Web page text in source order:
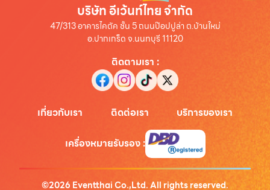
บริษัท อีเว้นท์ไทย จำกัด
47/313 อาคารไคตัค ชั้น 5 ถนนป๊อปปูล่า ต.บ้านใหม่
อ.ปากเกร็ด จ.นนทบุรี 11120
ติดตามเรา :
เกี่ยวกับเรา ติดต่อเรา บริการของเรา
เครื่องหมายรับรอง:
©2026 Eventthai Co.,Ltd. All rights reserved.